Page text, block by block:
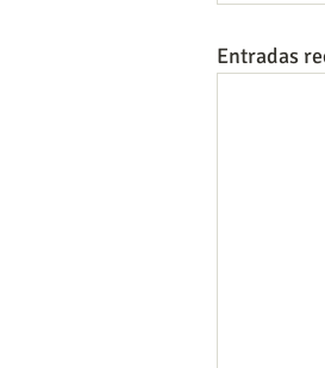
Entradas